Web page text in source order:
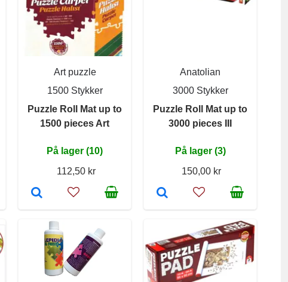
Art puzzle
1500 Stykker
Puzzle Roll Mat up to
1500 pieces Art
På lager (10)
112,50 kr
Anatolian
3000 Stykker
Puzzle Roll Mat up to
3000 pieces III
På lager (3)
150,00 kr